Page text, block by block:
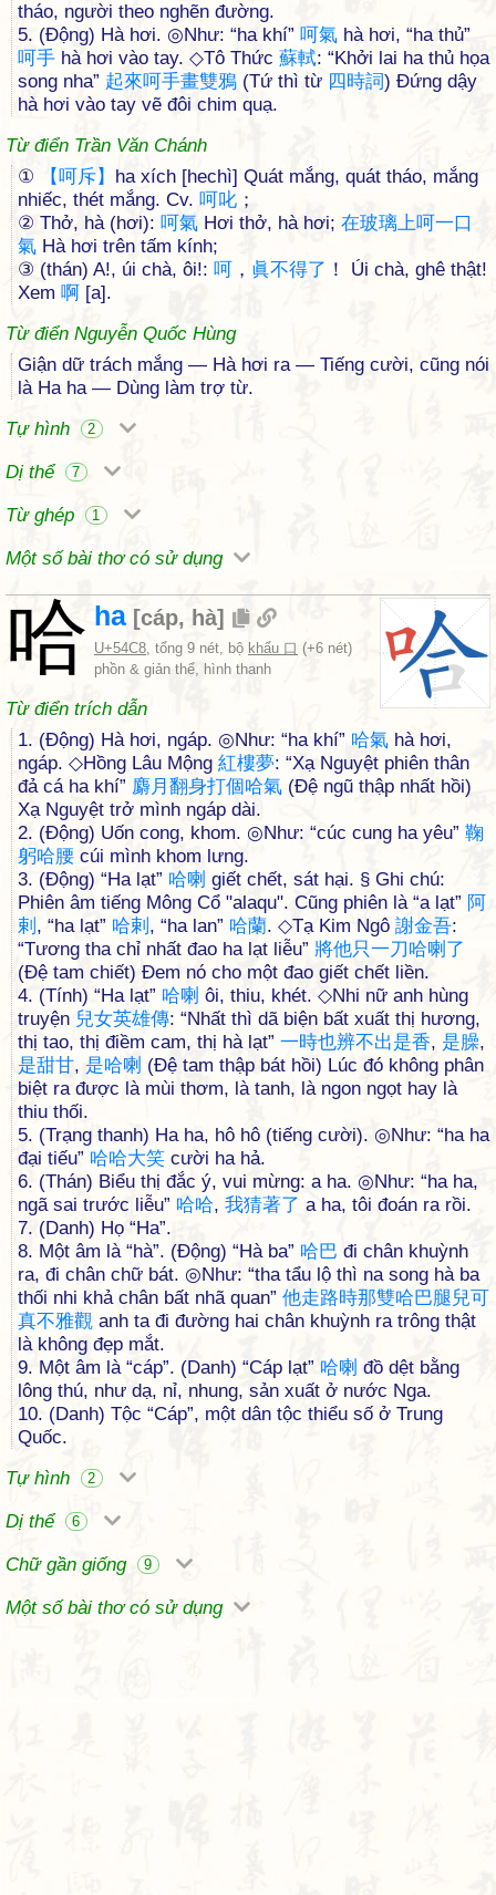
tháo, người theo nghẽn đường.
5. (Động) Hà hơi. ◎Như: “ha khí” 呵氣 hà hơi, “ha thủ”
呵手 hà hơi vào tay. ◇Tô Thức 蘇軾: “Khởi lai ha thủ họa
song nha” 起來呵手畫雙鴉 (Tứ thì từ 四時詞) Đứng dậy
hà hơi vào tay vẽ đôi chim quạ.
Từ điển Trần Văn Chánh
①
【呵斥】 ha xích [hechì] Quát mắng, quát tháo, mắng
nhiếc, thét mắng. Cv. 呵叱 ；
② Thở, hà (hơi): 呵氣 Hơi thở, hà hơi; 在玻璃上呵一口
氣 Hà hơi trên tấm kính;
③ (thán) A!, úi chà, ôi!: 呵 ， 眞不得了 ！ Úi chà, ghê thật!
Xem 啊 [a].
Từ điển Nguyễn Quốc Hùng
Giận dữ trách mắng — Hà hơi ra — Tiếng cười, cũng nói
là Ha ha — Dùng làm trợ từ.
Tự hình
2
Dị thể 7
Từ ghép 1
Một số bài thơ có sử dụng
哈 ha[cáp, hà]
U+54C8, tổng 9 nét, bộ khẩu 口 (+6 nét)
phồn & giản thể, hình thanh
Từ điển trích dẫn
1. (Động) Hà hơi, ngáp. ◎Như: “ha khí” 哈氣 hà hơi,
ngáp. ◇Hồng Lâu Mộng 紅樓夢: “Xạ Nguyệt phiên thân
đả cá ha khí” 麝月 翻身打個哈氣 (Đệ ngũ thập nhất hồi)
Xạ Nguyệt trở mình ngáp dài.
2. (Động) Uốn cong, khom. ◎Như: “cúc cung ha yêu” 鞠
躬哈腰 cúi mình khom lưng.
3. (Động) “Ha lạt” 哈喇 giết chết, sát hại. § Ghi chú:
Phiên âm tiếng Mông Cổ "alaqu". Cũng phiên là “a lạt” 阿
剌 , “ha lạt” 哈剌 , “ha lan” 哈蘭. ◇Tạ Kim Ngô 謝金吾:
“Tương tha chỉ nhất đao ha lạt liễu” 將他只一刀哈喇 了
(Đệ tam chiết) Đem nó cho một đao giết chết liền.
4. (Tính) “Ha lạt” 哈喇 ôi, thiu, khét. ◇Nhi nữ anh hùng
truyện 兒女英雄傳: “Nhất thì dã biện bất xuất thị hương,
thị tao, thị điềm cam, thị hà lạt” 一時也辨不出是香, 是臊,
是甜甘, 是哈喇 (Đệ tam thập bát hồi) Lúc đó không phân
biệt ra được là mùi thơm, là tanh, là ngon ngọt hay là
thiu thối.
5. (Trạng thanh) Ha ha, hô hô (tiếng cười). ◎Như: “ha ha
đại tiếu” 哈哈大笑 cười ha hả.
6. (Thán) Biểu thị đắc ý, vui mừng: a ha. ◎Như: “ha ha,
ngã sai trước liễu” 哈哈, 我猜著了 a ha, tôi đoán ra rồi.
7. (Danh) Họ “Ha”.
8. Một âm là “hà”. (Động) “Hà ba” 哈巴 đi chân khuỳnh
ra, đi chân chữ bát. ◎Như: “tha tẩu lộ thì na song hà ba
thối nhi khả chân bất nhã quan” 他走路時那雙哈巴腿兒可
真不雅觀 anh ta đi đường hai chân khuỳnh ra trông thật
là không đẹp mắt.
9. Một âm là “cáp”. (Danh) “Cáp lạt” 哈喇 đồ dệt bằng
lông thú, như dạ, nỉ, nhung, sản xuất ở nước Nga.
10. (Danh) Tộc “Cáp”, một dân tộc thiểu số ở Trung
Quốc.
Tự hình
2
Dị thể 6
Chữ gần giống 9
Một số bài thơ có sử dụng